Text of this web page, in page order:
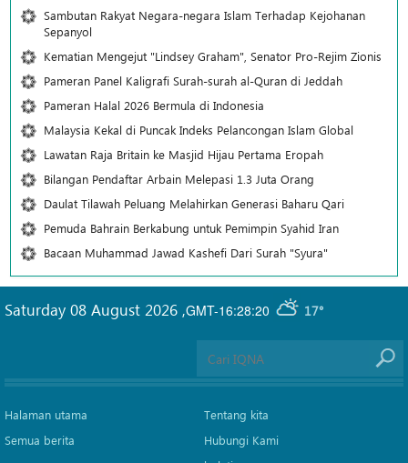
Sambutan Rakyat Negara-negara Islam Terhadap Kejohanan
Sepanyol
Kematian Mengejut "Lindsey Graham", Senator Pro-Rejim Zionis
Pameran Panel Kaligrafi Surah-surah al-Quran di Jeddah
Pameran Halal 2026 Bermula di Indonesia
Malaysia Kekal di Puncak Indeks Pelancongan Islam Global
Lawatan Raja Britain ke Masjid Hijau Pertama Eropah
Bilangan Pendaftar Arbain Melepasi 1.3 Juta Orang
Daulat Tilawah Peluang Melahirkan Generasi Baharu Qari
Pemuda Bahrain Berkabung untuk Pemimpin Syahid Iran
Bacaan Muhammad Jawad Kashefi Dari Surah "Syura"
GMT-16:28:20 17°
Saturday 08 August 2026 ,
Halaman utama
Semua berita
Tentang kita
Hubungi Kami